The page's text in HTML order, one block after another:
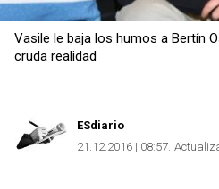
Vasile le baja los humos a Bertín
cruda realidad
ESdiario
21.12.2016 | 08:57